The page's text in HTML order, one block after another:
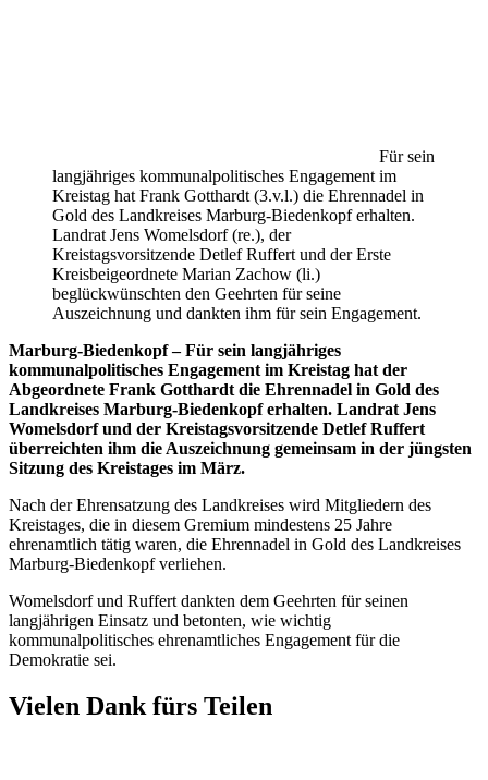
Für sein
langjähriges kommunalpolitisches Engagement im
Kreistag hat Frank Gotthardt (3.v.l.) die Ehrennadel in
Gold des Landkreises Marburg-Biedenkopf erhalten.
Landrat Jens Womelsdorf (re.), der
Kreistagsvorsitzende Detlef Ruffert und der Erste
Kreisbeigeordnete Marian Zachow (li.)
beglückwünschten den Geehrten für seine
Auszeichnung und dankten ihm für sein Engagement.
Marburg-Biedenkopf – Für sein langjähriges
kommunalpolitisches Engagement im Kreistag hat der
Abgeordnete Frank Gotthardt die Ehrennadel in Gold des
Landkreises Marburg-Biedenkopf erhalten. Landrat Jens
Womelsdorf und der Kreistagsvorsitzende Detlef Ruffert
überreichten ihm die Auszeichnung gemeinsam in der jüngsten
Sitzung des Kreistages im März.
Nach der Ehrensatzung des Landkreises wird Mitgliedern des
Kreistages, die in diesem Gremium mindestens 25 Jahre
ehrenamtlich tätig waren, die Ehrennadel in Gold des Landkreises
Marburg-Biedenkopf verliehen.
Womelsdorf und Ruffert dankten dem Geehrten für seinen
langjährigen Einsatz und betonten, wie wichtig
kommunalpolitisches ehrenamtliches Engagement für die
Demokratie sei.
Vielen Dank fürs Teilen